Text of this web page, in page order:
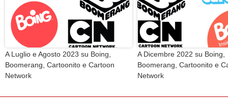
A Luglio e Agosto 2023 su Boing,
Boomerang, Cartoonito e Cartoon
Network
A Dicembre 2022 su Boing,
Boomerang, Cartoonito e
Network